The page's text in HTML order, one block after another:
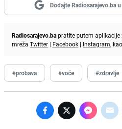
Dodajte Radiosarajevo.ba
Radiosarajevo.bapratite putem aplikacije
mreža Twitter | Facebook | Instagram,
#probava #voće #zdravlje